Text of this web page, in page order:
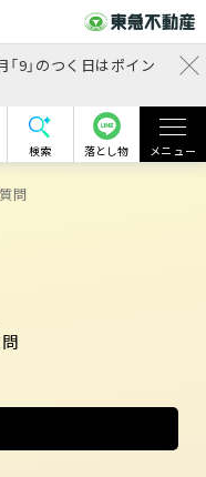
9」のつく日はポイン
検索 落とし物 メニュー
問